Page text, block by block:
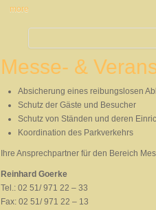
more
Messe- &
Absicherung eines reibungslosen
Schutz der Gäste und Besucher
Schutz von Ständen und deren
Koordination des Parkverkehrs
Ihre Ansprechpartner für den Bereich
Reinhard Goerke
Tel.: 02 51/ 971 22 – 33
Fax: 02 51/ 971 22 – 13